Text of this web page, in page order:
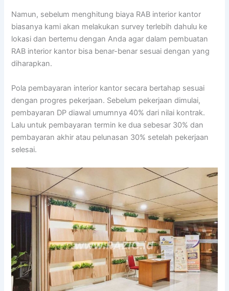
Namun, sebelum menghitung biaya RAB interior kantor
biasanya kami akan melakukan survey terlebih dahulu ke
lokasi dan bertemu dengan Anda agar dalam pembuatan
RAB interior kantor bisa benar-benar sesuai dengan yang
diharapkan.
Pola pembayaran interior kantor secara bertahap sesuai
dengan progres pekerjaan. Sebelum pekerjaan dimulai,
pembayaran DP diawal umumnya 40% dari nilai kontrak.
Lalu untuk pembayaran termin ke dua sebesar 30% dan
pembayaran akhir atau pelunasan 30% setelah pekerjaan
selesai.